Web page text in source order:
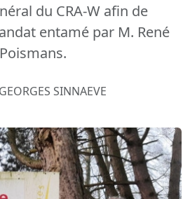
du CRA-W afin de
entamé par M. René
Poismans.
GEORGES SINNAEVE